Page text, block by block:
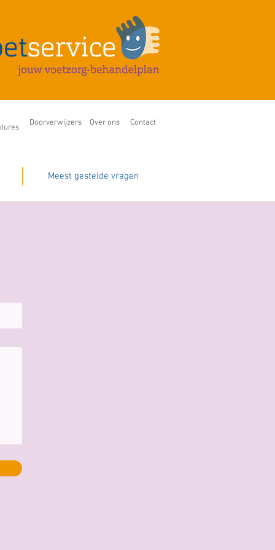
Doorverwijzers Over ons Contact
Meest gestelde vragen